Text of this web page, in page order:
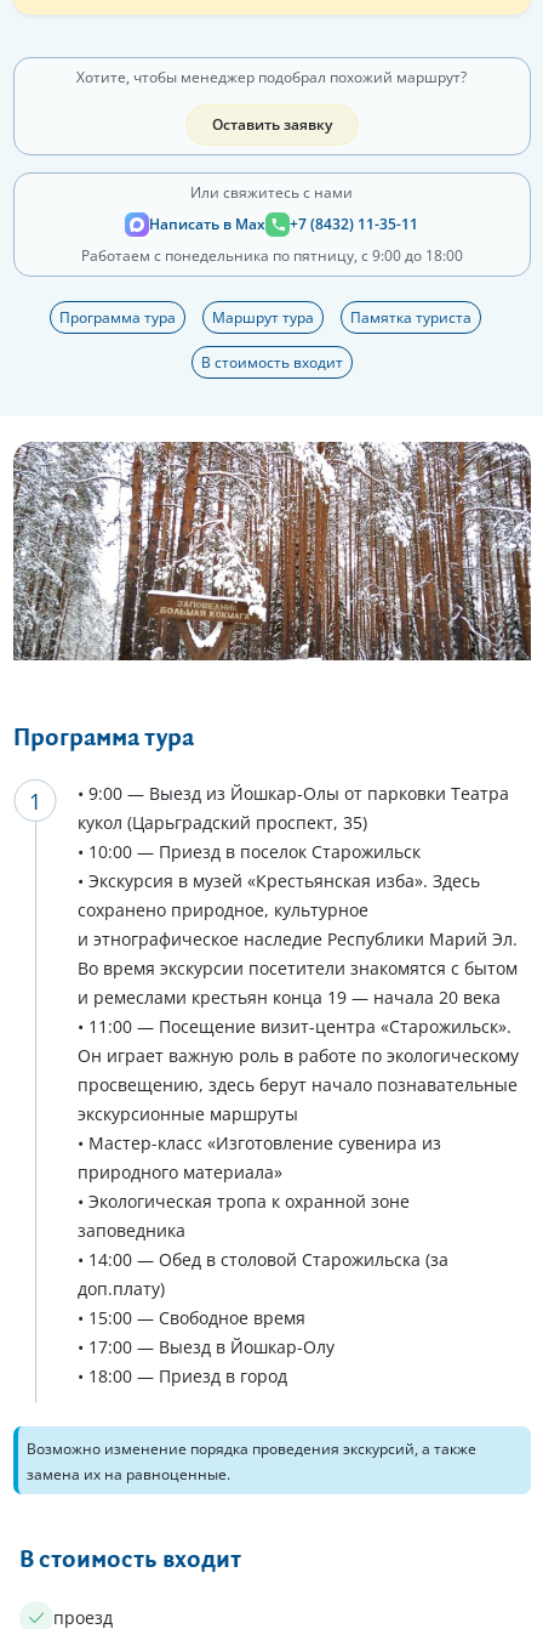
Хотите, чтобы менеджер подобрал похожий маршрут?
Оставить заявку
Или свяжитесь с нами
Написать в Max
+7 (8432) 11-35-11
Работаем с понедельника по пятницу, с 9:00 до 18:00
Программа тура Маршрут тура Памятка туриста
В стоимость входит
Еще 17 фото
Программа тура
• 9:00 — Выезд из Йошкар-Олы от парковки Театра
кукол (Царьградский проспект, 35)
• 10:00 — Приезд в поселок Старожильск
• Экскурсия в музей «Крестьянская изба». Здесь
сохранено природное, культурное
и этнографическое наследие Республики Марий Эл.
Во время экскурсии посетители знакомятся с бытом
и ремеслами крестьян конца 19 — начала 20 века
• 11:00 — Посещение визит-центра «Старожильск».
Он играет важную роль в работе по экологическому
просвещению, здесь берут начало познавательные
экскурсионные маршруты
• Мастер-класс «Изготовление сувенира из
природного материала»
• Экологическая тропа к охранной зоне
заповедника
• 14:00 — Обед в столовой Старожильска (за
доп.плату)
• 15:00 — Свободное время
• 17:00 — Выезд в Йошкар-Олу
• 18:00 — Приезд в город
Возможно изменение порядка проведения экскурсий, а также
замена их на равноценные.
В стоимость входит
проезд